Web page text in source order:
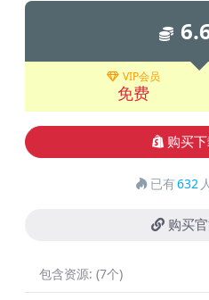
VIP会员
免费
购买
已有632
购买
包含资源: (7个)